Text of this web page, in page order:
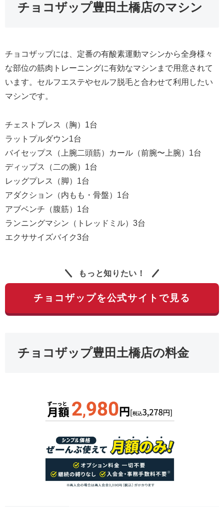
チョコザップ豊田土橋店のマシン
チョコザップには、定番の有酸素運動マシンから全身様々
な部位の筋肉トレーニングに有効なマシンまで用意されて
います。セルフエステやセルフ脱毛と合わせて利用したい
マシンです。
チェストプレス（胸）1台
ラットプルダウン1台
バイセップス（上腕二頭筋）カール（前腕〜上腕）1台
ディップス（二の腕）1台
レッグプレス（脚）1台
アダクション（内もも・骨盤）1台
アブベンチ（腹筋）1台
ランニングマシン（トレッドミル）3台
エクササイズバイク3台
もっと知りたい！
チョコザップを公式サイトで見る
チョコザップ豊田土橋店の料金